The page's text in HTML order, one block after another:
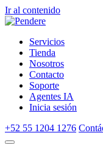
Ir al contenido
Servicios
Tienda
Nosotros
Contacto
Soporte
Agentes IA
Inicia sesión
+52 55 1204 1276